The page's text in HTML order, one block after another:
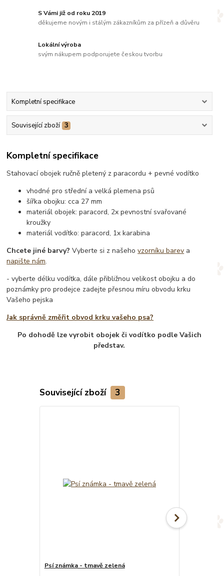
S Vámi již od roku 2019
děkujeme novým i stálým zákazníkům za přízeň a důvěru
Lokální výroba
svým nákupem podporujete českou tvorbu
Kompletní specifikace
Související zboží 3
Kompletní specifikace
Stahovací obojek ručně pletený z paracordu + pevné vodítko
vhodné pro střední a velká plemena psů
šířka obojku: cca 27 mm
materiál obojek: paracord, 2x pevnostní svařované
kroužky
materiál vodítko: paracord, 1x karabina
Chcete jiné barvy? Vyberte si z našehovzorníku barev a
napište nám.
- vyberte délku vodítka, dále přibližnou velikost obojku a do
poznámky pro prodejce zadejte přesnou míru obvodu krku
Vašeho pejska
Jak správně změřit obvod krku vašeho psa?
Po dohodě lze vyrobit obojek či vodítko podle Vašich
představ.
Související zboží 3
Psí známka - tmavě zelená